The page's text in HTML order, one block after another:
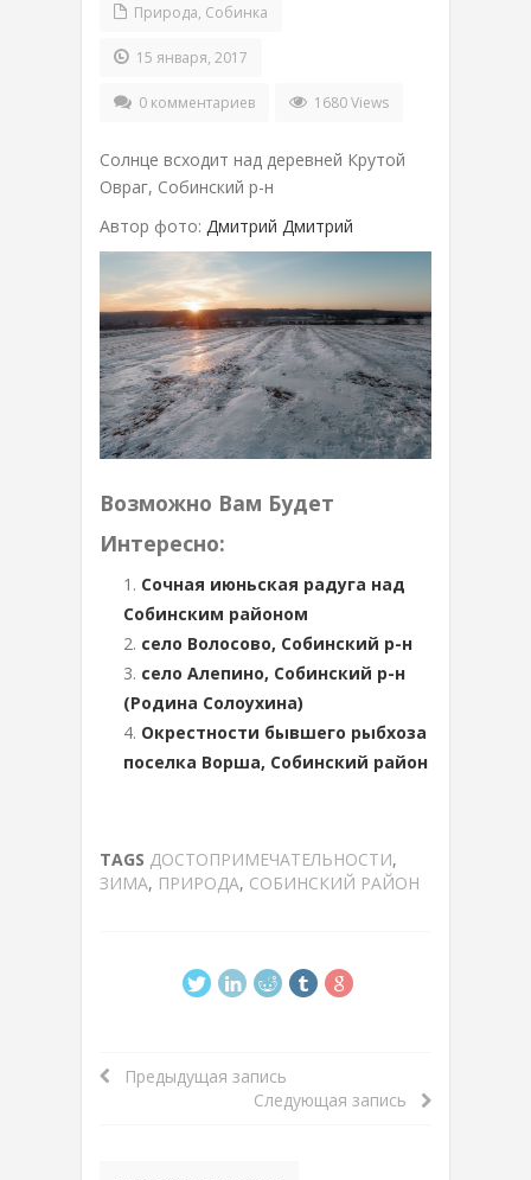
Природа, Собинка
15 января, 2017
0 комментариев 1680 Views
Солнце всходит над деревней Крутой
Овраг, Собинский р-н
Автор фото: Дмитрий Дмитрий
Возможно Вам Будет
Интересно:
Сочная июньская радуга над
Собинским районом
село Волосово, Собинский р-н
село Алепино, Собинский р-н
(Родина Солоухина)
Окрестности бывшего рыбхоза
поселка Ворша, Собинский район
TAGS ДОСТОПРИМЕЧАТЕЛЬНОСТИ,
ЗИМА, ПРИРОДА, СОБИНСКИЙ РАЙОН
Предыдущая запись
Следующая запись